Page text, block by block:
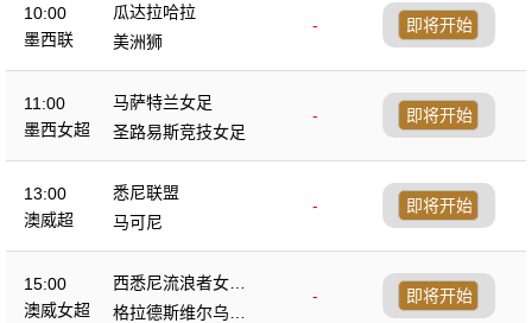
10:00
墨西联
瓜达拉哈拉
-
美洲狮
即将开始
11:00
墨西女超
马萨特兰女足
-
圣路易斯竞技女足
即将开始
13:00
澳威超
悉尼联盟
-
马可尼
即将开始
15:00
澳威女超
西悉尼流浪者女足
B队
-
格拉德斯维尔乌鸦
即将开始